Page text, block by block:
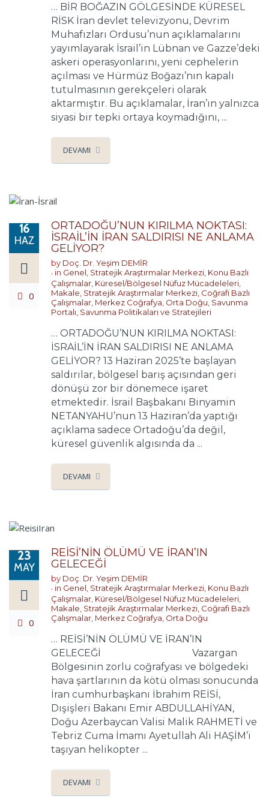
… BİR BOĞAZIN GÖLGESİNDE KÜRESEL
RİSK İran devlet televizyonu, Devrim
Muhafızları Ordusu’nun açıklamalarını
yayımlayarak İsrail’in Lübnan ve Gazze’deki
askeri operasyonlarını, yeni cephelerin
açılması ve Hürmüz Boğazı’nın kapalı
tutulmasının gerekçeleri olarak
aktarmıştır. Bu açıklamalar, İran’ın yalnızca
siyasi bir tepki ortaya koymadığını, ...
DEVAMI
16
HAZ
0
ORTADOĞU’NUN KIRILMA NOKTASI:
İSRAİL’İN İRAN SALDIRISI NE ANLAMA
GELİYOR?
by Doç. Dr. Yeşim DEMİR
in Genel, Stratejik Araştırmalar Merkezi, Konu Bazlı
Çalışmalar, Küresel/Bölgesel Nüfuz Mücadeleleri,
Makale, Stratejik Araştırmalar Merkezi, Coğrafi Bazlı
Çalışmalar, Merkez Coğrafya, Orta Doğu, Savunma
Portalı, Savunma Politikaları ve Stratejileri
… ORTADOĞU’NUN KIRILMA NOKTASI:
İSRAİL’İN İRAN SALDIRISI NE ANLAMA
GELİYOR? 13 Haziran 2025’te başlayan
saldırılar, bölgesel barış açısından geri
dönüşü zor bir dönemece işaret
etmektedir. İsrail Başbakanı Binyamin
NETANYAHU’nun 13 Haziran’da yaptığı
açıklama sadece Ortadoğu’da değil,
küresel güvenlik algısında da ...
DEVAMI
23
MAY
0
REİSİ’NİN ÖLÜMÜ VE İRAN’IN
GELECEĞİ
by Doç. Dr. Yeşim DEMİR
in Genel Stratejik Araştırmalar Merkezi Konu Bazlı
Çalışmalar Küresel/Bölgesel Nüfuz Mücadeleleri
Makale Stratejik Araştırmalar Merkezi Coğrafi Bazlı
Çalışmalar Merkez Coğrafya Orta Doğu
… REİSİ’NİN ÖLÜMÜ VE İRAN’IN
GELECEĞİ Vazargan
Bölgesinin zorlu coğrafyası ve bölgedeki
hava şartlarının da kötü olması sonucunda
İran cumhurbaşkanı İbrahim REİSİ,
Dışişleri Bakanı Emir ABDULLAHİYAN,
Doğu Azerbaycan Valisi Malik RAHMETİ ve
Tebriz Cuma İmamı Ayetullah Ali HAŞİM’i
taşıyan helikopter ...
DEVAMI